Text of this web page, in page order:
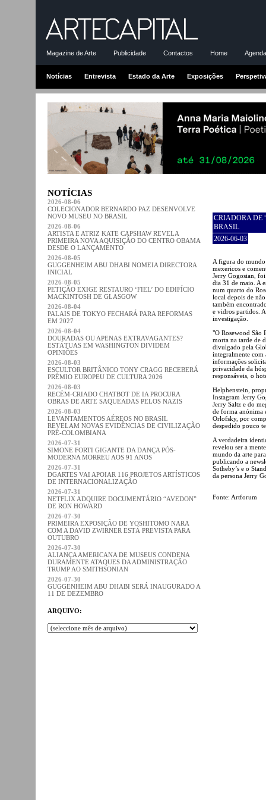
Magazine de Arte Publicidade Contactos Home
Notícias Entrevista Estado da Arte Exposições
NOTÍCIAS
2026-08-06
COLECIONADOR BERNARDO PAZ DESENVOLVE
NOVO MUSEU NO BRASIL
2026-08-06
ARTISTA E ATRIZ KATE CAPSHAW REVELA
PRIMEIRA NOVA AQUISIÇÃO DO CENTRO OBAMA
DESDE O LANÇAMENTO
2026-08-05
GUGGENHEIM ABU DHABI NOMEIA DIRECTORA
INICIAL
2026-08-05
PETIÇÃO EXIGE RESTAURO ‘FIEL’ DO EDIFÍCIO
MACKINTOSH DE GLASGOW
2026-08-04
PALAIS DE TOKYO FECHARÁ PARA REFORMAS
EM 2027
2026-08-04
DOURADAS OU APENAS EXTRAVAGANTES?
ESTÁTUAS EM WASHINGTON DIVIDEM
OPINIÕES
2026-08-03
ESCULTOR BRITÂNICO TONY CRAGG RECEBERÁ
PRÉMIO EUROPEU DE CULTURA 2026
2026-08-03
RECÉM-CRIADO CHATBOT DE IA PROCURA
OBRAS DE ARTE SAQUEADAS PELOS NAZIS
2026-08-03
LEVANTAMENTOS AÉREOS NO BRASIL
REVELAM NOVAS EVIDÊNCIAS DE CIVILIZAÇÃO
PRÉ-COLOMBIANA
2026-07-31
SIMONE FORTI GIGANTE DA DANÇA PÓS-
MODERNA MORREU AOS 91 ANOS
2026-07-31
DGARTES VAI APOIAR 116 PROJETOS ARTÍSTICOS
DE INTERNACIONALIZAÇÃO
2026-07-31
NETFLIX ADQUIRE DOCUMENTÁRIO “AVEDON”
DE RON HOWARD
2026-07-30
PRIMEIRA EXPOSIÇÃO DE YOSHITOMO NARA
COM A DAVID ZWIRNER ESTÁ PREVISTA PARA
OUTUBRO
2026-07-30
ALIANÇA AMERICANA DE MUSEUS CONDENA
DURAMENTE ATAQUES DA ADMINISTRAÇÃO
TRUMP AO SMITHSONIAN
2026-07-30
GUGGENHEIM ABU DHABI SERÁ INAUGURADO A
11 DE DEZEMBRO
ARQUIVO:
CRIADORA DE
BRASIL
2026-06-03
A figura do
mexericos e
Jerry Gogosian,
dia 31 de maio. A
num quarto do
local depois de
também
e vidros partidos.
investigação.
"O Rosewood São
morta na tarde de
divulgado pela
integralmente com
informações
privacidade da
responsáveis, o
Helphenstein,
Instagram Jerry
Jerry Saltz e do
de forma anónima
Orlofsky, por
despedido pouco
A verdadeira
revelou ser a
mundo da arte
publicando a
Sotheby’s e o
da persona Jerry
Fonte: Artforum